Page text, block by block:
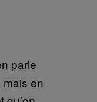
parle
en